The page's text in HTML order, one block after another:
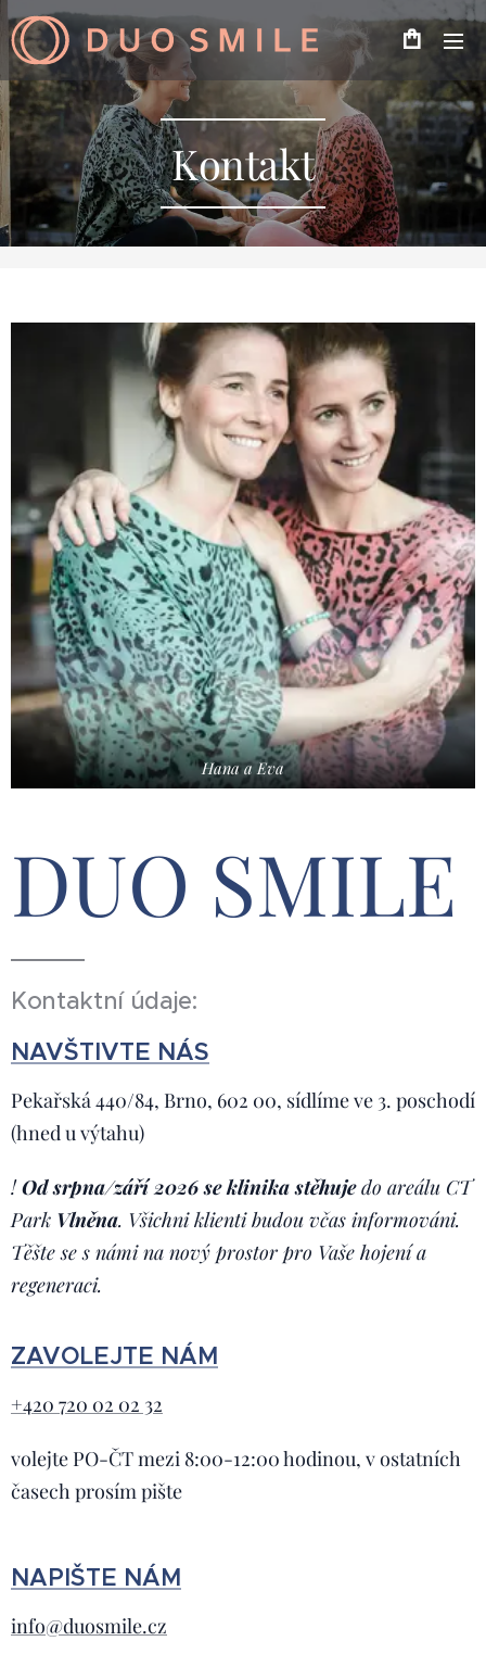
Kontakt
Hana a Eva
DUO SMILE
Kontaktní údaje:
NAVŠTIVTE NÁS
Pekařská 440/84, Brno, 602 00, sídlíme ve 3. poschodí
(hned u výtahu)
!Od srpna/září 2026 se klinika stěhujedo areálu CT
Park Vlněna. Všichni klienti budou včas informováni.
Těšte se s námi na nový prostor pro Vaše hojení a
regeneraci.
ZAVOLEJTE NÁM
+420 720 02 02 32
volejte PO-ČT mezi 8:00-12:00 hodinou, v ostatních
časech prosím pište
NAPIŠTE NÁM
info@duosmile.cz